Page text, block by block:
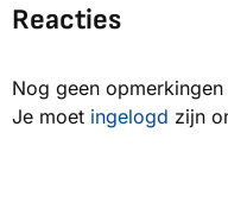
Reacties
Nog geen opmerkingen
Je moet ingelogd zijn